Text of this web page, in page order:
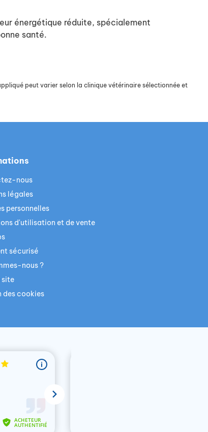
énergétique réduite, spécialement
santé.
peut varier selon la clinique vétérinaire sélectionnée et
nous
légales
personnelles
d'utilisation et de vente
sécurisé
nous ?
site
des cookies